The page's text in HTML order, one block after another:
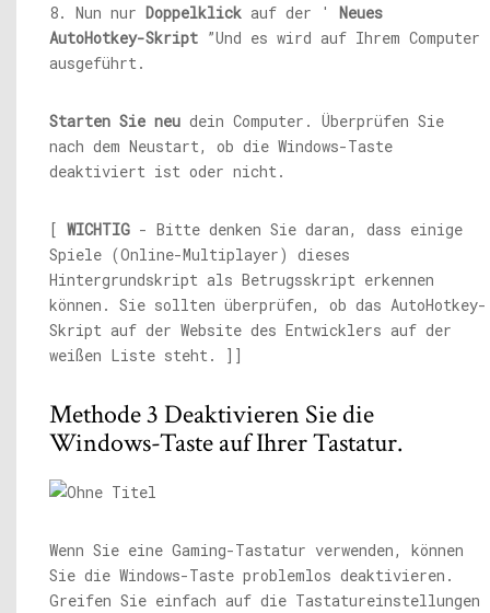
8. Nun nur Doppelklick auf der ' Neues
AutoHotkey-Skript ”Und es wird auf Ihrem Computer
ausgeführt.
Starten Sie neu dein Computer. Überprüfen Sie
nach dem Neustart, ob die Windows-Taste
deaktiviert ist oder nicht.
[ WICHTIG - Bitte denken Sie daran, dass einige
Spiele (Online-Multiplayer) dieses
Hintergrundskript als Betrugsskript erkennen
können. Sie sollten überprüfen, ob das AutoHotkey-
Skript auf der Website des Entwicklers auf der
weißen Liste steht. ]]
Methode 3 Deaktivieren Sie die
Windows-Taste auf Ihrer Tastatur.
Wenn Sie eine Gaming-Tastatur verwenden, können
Sie die Windows-Taste problemlos deaktivieren.
Greifen Sie einfach auf die Tastatureinstellungen